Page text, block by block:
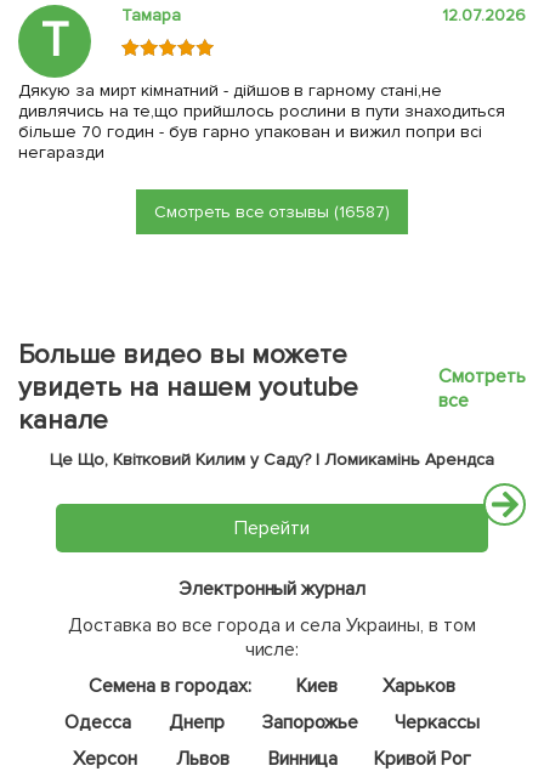
Т Тамара 12.07.2026
Дякую за мирт кімнатний - дійшов в гарному стані,не
дивлячись на те,що прийшлось рослини в пути знаходиться
більше 70 годин - був гарно упакован и вижил попри всі
негаразди
Смотреть все отзывы (16587)
Больше видео вы можете
увидеть на нашем youtube
канале
Смотреть
все
Це Що, Квітковий Килим у Саду? | Ломикамінь Арендса
Перейти
Электронный журнал
Доставка во все города и села Украины, в том
числе:
Семена в городах:
Киев
Харьков
Одесса
Днепр Запорожье
Черкассы
Херсон
Львов Винница
Кривой Рог